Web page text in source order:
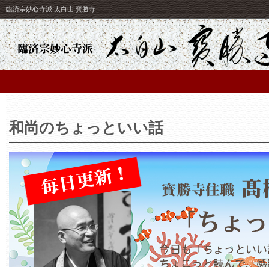
臨済宗妙心寺派 太白山 寳勝寺
和尚のちょっといい話